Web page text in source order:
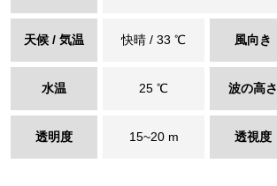
天候 / 気温 快晴 / 33 ℃ 風向き
水温 25 ℃ 波の高さ
透明度 15~20 m 透視度